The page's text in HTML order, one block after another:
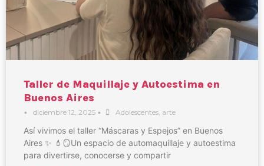
Taller de Maquillaje y Autoestima en
Buenos Aires
• diciembre 12, 2025 • Adolescentes, arte
Así vivimos el taller “Máscaras y Espejos” en Buenos
Aires ✨ 💄🪞Un espacio de automaquillaje y autoestima
para divertirse, conocerse y compartir